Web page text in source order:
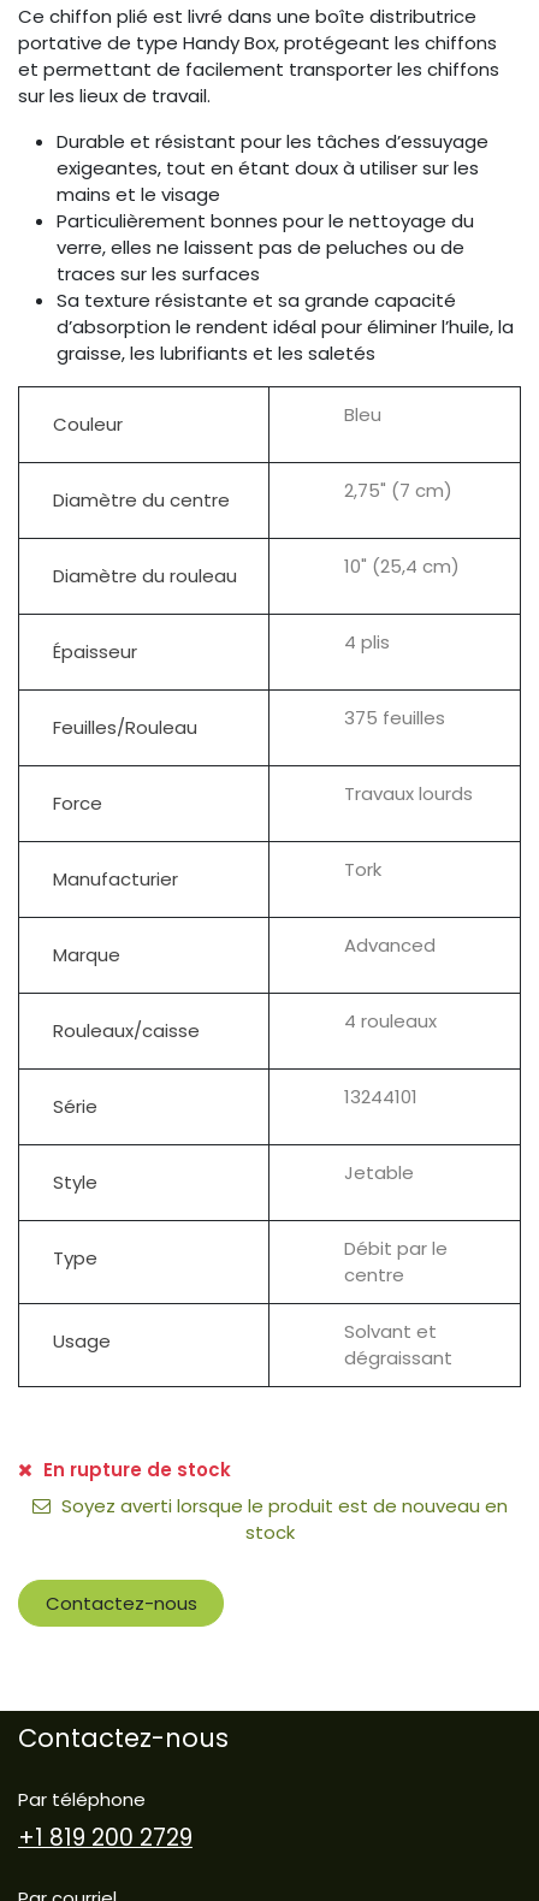
Ce chiffon plié est livré dans une boîte distributrice
portative de type Handy Box, protégeant les chiffons
et permettant de facilement transporter les chiffons
sur les lieux de travail.
Durable et résistant pour les tâches d’essuyage
exigeantes, tout en étant doux à utiliser sur les
mains et le visage
Particulièrement bonnes pour le nettoyage du
verre, elles ne laissent pas de peluches ou de
traces sur les surfaces
Sa texture résistante et sa grande capacité
d’absorption le rendent idéal pour éliminer l’huile, la
graisse, les lubrifiants et les saletés
Couleur Bleu
Diamètre du centre 2,75" (7 cm)
Diamètre du rouleau 10" (25,4 cm)
Épaisseur 4 plis
Feuilles/Rouleau 375 feuilles
Force Travaux lourds
Manufacturier Tork
Marque Advanced
Rouleaux/caisse 4 rouleaux
Série 13244101
Style Jetable
Type
Débit par le
centre
Usage
Solvant et
dégraissant
En rupture de stock
Soyez averti lorsque le produit est de nouveau en
stock
Contactez-nous
Contactez-nous
Par téléphone
+1 819 200 2729